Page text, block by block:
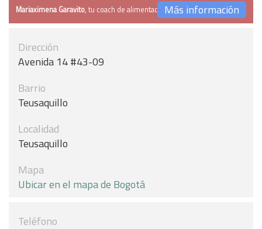
Mariaximena Garavito, tu coach de alimentaciónMás información
Dirección
Avenida 14 #43-09
Barrio
Teusaquillo
Localidad
Teusaquillo
Mapa
Ubicar en el mapa de Bogotá
Teléfono